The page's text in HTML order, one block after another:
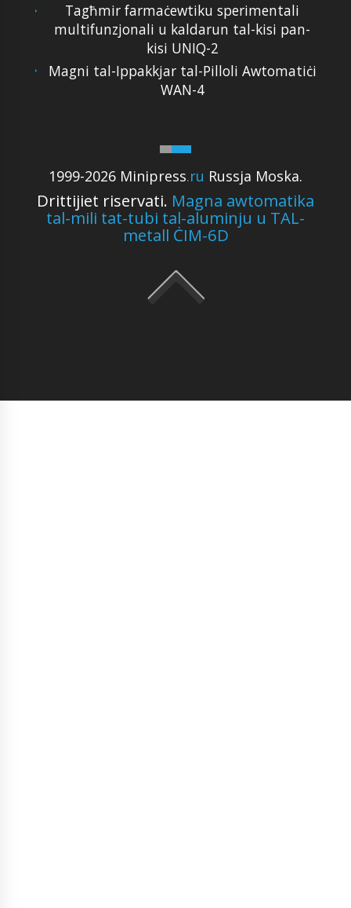
1999-2026 Minipress.ru Russja Moska.
Drittijiet riservati. Magna awtomatika
tal-mili tat-tubi tal-aluminju u TAL-
metall ĊIM-6D
Tagħmir farmaċewtiku sperimentali
multifunzjonali u kaldarun tal-kisi pan-
kisi UNIQ-2
Magni tal-Ippakkjar tal-Pilloli Awtomatiċi
WAN-4